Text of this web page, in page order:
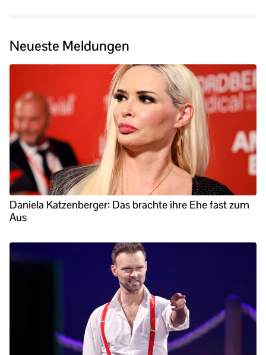
Neueste Meldungen
Daniela Katzenberger: Das brachte ihre Ehe fast zum
Aus